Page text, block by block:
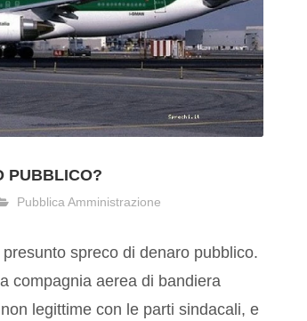
PUBBLICO?
Pubblica Amministrazione
spreco di denaro pubblico.
compagnia aerea di bandiera
legittime con le parti sindacali, e